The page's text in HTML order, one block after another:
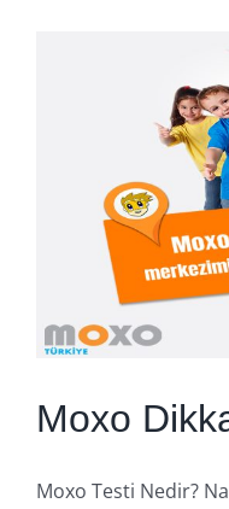
Moxo
Moxo Testi Nedir?